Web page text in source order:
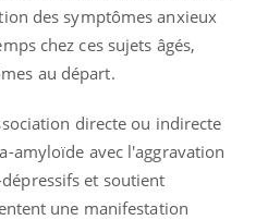
des symptômes anxieux
chez ces sujets âgés,
au départ.
directe ou indirecte
amyloïde avec l'aggravation
et soutient
une manifestation